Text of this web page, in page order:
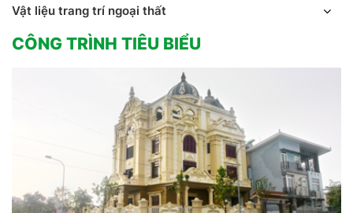
Vật liệu trang trí ngoại thất
CÔNG TRÌNH TIÊU BIỂU